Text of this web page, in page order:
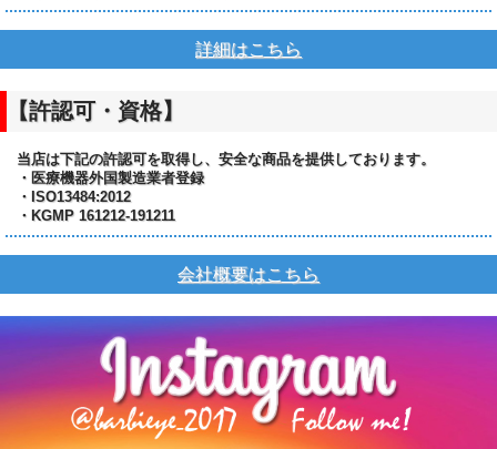
詳細はこちら
【許認可・資格】
当店は下記の許認可を取得し、安全な商品を提供しております。
・医療機器外国製造業者登録
・ISO13484:2012
・KGMP 161212-191211
会社概要はこちら